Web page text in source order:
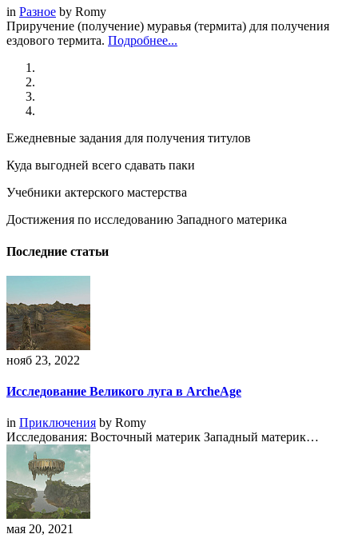
in Разное by Romy
Приручение (получение) муравья (термита) для получения
ездового термита. Подробнее...
Ежедневные задания для получения титулов
Куда выгодней всего сдавать паки
Учебники актерского мастерства
Достижения по исследованию Западного материка
Последние статьи
нояб 23, 2022
Исследование Великого луга в ArcheAge
in Приключения by Romy
Исследования: Восточный материк Западный материк…
мая 20, 2021